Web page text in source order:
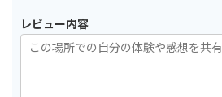
レビュー内容